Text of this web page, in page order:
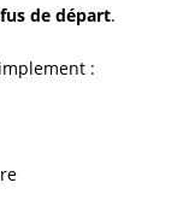
de départ.
: